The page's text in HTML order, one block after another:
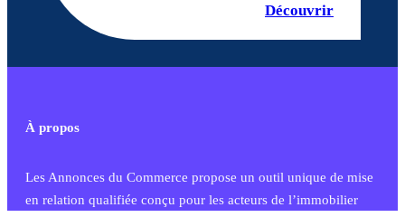
Découvrir
À propos
Les Annonces du Commerce propose un outil unique de mise
en relation qualifiée conçu pour les acteurs de l’immobilier